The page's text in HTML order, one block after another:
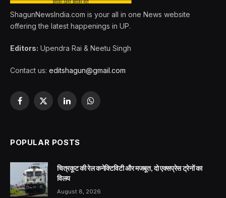
ShagunNewsIndia.com is your all in one News website
offering the latest happenings in UP.
Editors: Upendra Rai & Neetu Singh
Contact us: editshagun@gmail.com
Facebook
X
LinkedInWhatsApp
POPULAR POSTS
चित्रकूट की रेल कनेक्टिविटी और मजबूत, दो एक्सप्रेस ट्रेनों का
विलय
August 8, 2026